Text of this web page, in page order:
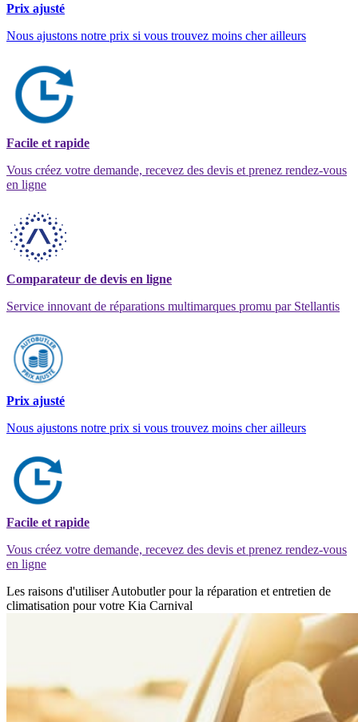
Prix ajusté
Nous ajustons notre prix si vous trouvez moins cher ailleurs
Facile et rapide
Vous créez votre demande, recevez des devis et prenez rendez-vous
en ligne
Comparateur de devis en ligne
Service innovant de réparations multimarques promu par Stellantis
Prix ajusté
Nous ajustons notre prix si vous trouvez moins cher ailleurs
Facile et rapide
Vous créez votre demande, recevez des devis et prenez rendez-vous
en ligne
Les raisons d'utiliser Autobutler pour la réparation et entretien de
climatisation pour votre Kia Carnival